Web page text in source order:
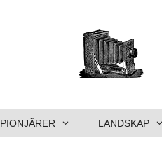
PIONJÄRER LANDSKAP